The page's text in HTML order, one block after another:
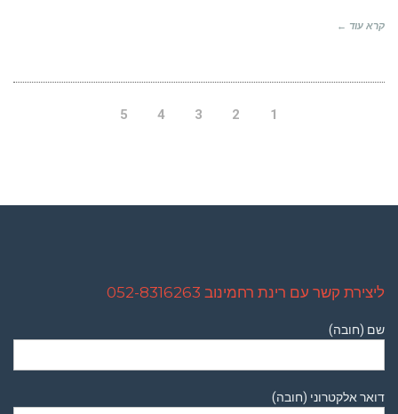
קרא עוד ←
1
2
3
4
5
ליצירת קשר עם רינת רחמינוב 052-8316263
שם (חובה)
דואר אלקטרוני (חובה)